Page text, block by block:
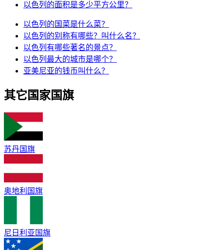
以色列的面积是多少平方公里？
以色列的国菜是什么菜？
以色列的别称有哪些？叫什么名？
以色列有哪些著名的景点？
以色列最大的城市是哪个？
亚美尼亚的钱币叫什么？
其它国家国旗
苏丹国旗
奥地利国旗
尼日利亚国旗